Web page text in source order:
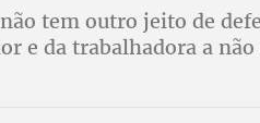
tem outro jeito de
e da trabalhadora a